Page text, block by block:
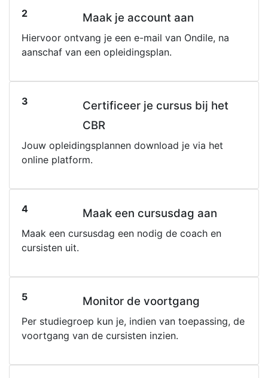
2 Maak je account aan
Hiervoor ontvang je een e-mail van Ondile, na
aanschaf van een opleidingsplan.
3
Certificeer je cursus bij het
CBR
Jouw opleidingsplannen download je via het
online platform.
4 Maak een cursusdag aan
Maak een cursusdag een nodig de coach en
cursisten uit.
5 Monitor de voortgang
Per studiegroep kun je, indien van toepassing, de
voortgang van de cursisten inzien.